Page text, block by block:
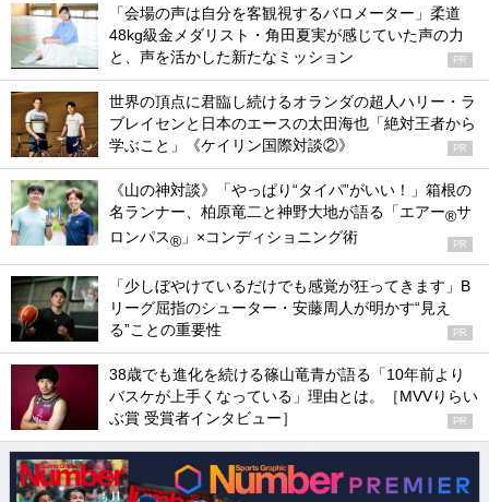
「会場の声は自分を客観視するバロメーター」柔道
48kg級金メダリスト・角田夏実が感じていた声の力
と、声を活かした新たなミッション
PR
世界の頂点に君臨し続けるオランダの超人ハリー・ラ
ブレイセンと日本のエースの太田海也「絶対王者から
学ぶこと」《ケイリン国際対談②》
PR
《山の神対談》「やっぱり“タイパ”がいい！」箱根の
名ランナー、柏原竜二と神野大地が語る「エアー®サ
ロンパス® 」×コンディショニング術 PR
「少しぼやけているだけでも感覚が狂ってきます」B
リーグ屈指のシューター・安藤周人が明かす“見え
る”ことの重要性
PR
38歳でも進化を続ける篠山竜青が語る「10年前より
バスケが上手くなっている」理由とは。［MVVりらい
ぶ賞 受賞者インタビュー］
PR